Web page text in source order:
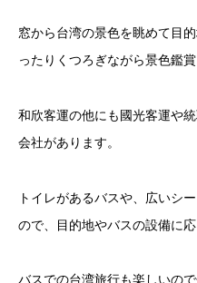
窓から台湾の景色を眺めて目
ったりくつろぎながら景色鑑賞
和欣客運の他にも國光客運や
会社があります。
トイレがあるバスや、広いシ
ので、目的地やバスの設備に応
バスでの台湾旅行も楽しいの